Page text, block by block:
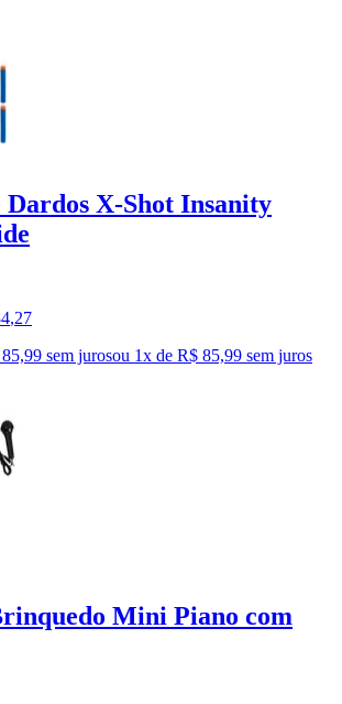
X-Shot Insanity
,27
sem jurosou 1x de R$ 85,99 sem juros
Mini Piano com